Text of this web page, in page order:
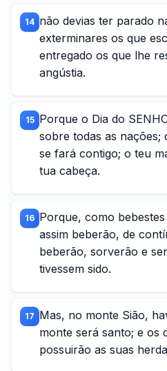
14 não devias ter parado
exterminares os que
entregado os que lhe
angústia.
15 Porque o Dia do
sobre todas as nações;
se fará contigo; o teu
tua cabeça.
16 Porque, como
assim beberão, de
beberão, sorverão e
tivessem sido.
17 Mas, no monte Sião,
monte será santo; e os
possuirão as suas